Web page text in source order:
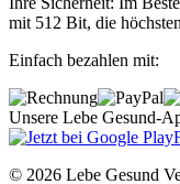
mit 512 Bit, die
Einfach bezahlen mit:
Unsere Lebe Gesund-
© 2026 Lebe Gesund